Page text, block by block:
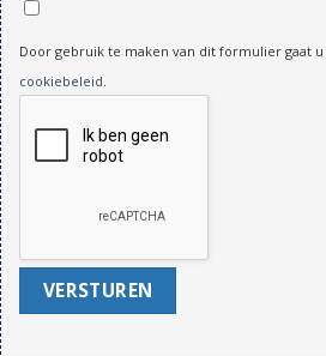
Door gebruik te maken van dit formulier gaat
cookiebeleid